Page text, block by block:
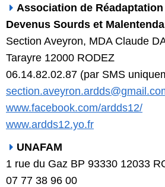
Association de
Devenus Sourds et
Section Aveyron, MDA Claude
Tarayre 12000 RODEZ
06.14.82.02.87 (par SMS
www.facebook.com/ardds12/
www.ardds12.yo.fr
UNAFAM
1 rue du Gaz BP 93330 12033
07 77 38 96 00